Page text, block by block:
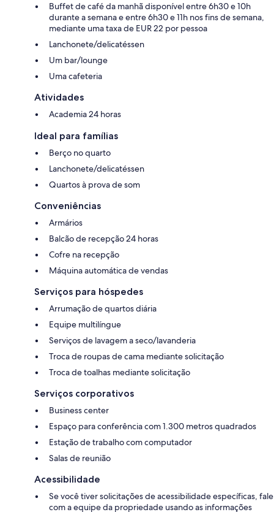
Buffet de café da manhã disponível entre 6h30 e 10h
durante a semana e entre 6h30 e 11h nos fins de semana,
mediante uma taxa de EUR 22 por pessoa
Lanchonete/delicatéssen
Um bar/lounge
Uma cafeteria
Atividades
Academia 24 horas
Ideal para famílias
Berço no quarto
Lanchonete/delicatéssen
Quartos à prova de som
Conveniências
Armários
Balcão de recepção 24 horas
Cofre na recepção
Máquina automática de vendas
Serviços para hóspedes
Arrumação de quartos diária
Equipe multilíngue
Serviços de lavagem a seco/lavanderia
Troca de roupas de cama mediante solicitação
Troca de toalhas mediante solicitação
Serviços corporativos
Business center
Espaço para conferência com 1.300 metros quadrados
Estação de trabalho com computador
Salas de reunião
Acessibilidade
Se você tiver solicitações de acessibilidade específicas, fale
com a equipe da propriedade usando as informações